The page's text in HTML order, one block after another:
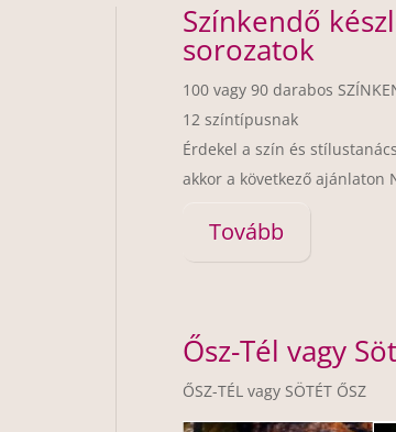
Színkendő
sorozatok
100 vagy 90 darabos
12 színtípusnak
Érdekel a szín és
akkor a következő ajánlaton
Tovább
Ősz-Tél vagy
ŐSZ-TÉL vagy SÖTÉT ŐSZ